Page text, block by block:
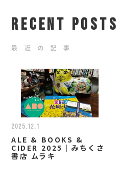
RECENT POSTS
最 近 の 記 事
2025.12.1
ALE & BOOKS &
CIDER 2025｜みちくさ
書店 ムラキ